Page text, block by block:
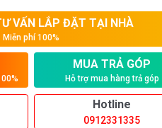
VẤN LẮP ĐẶT TẠI NHÀ
Miễn phí 100%
MUA TRẢ GÓP
Hỗ trợ mua hàng trả góp
Hotline
0912331335